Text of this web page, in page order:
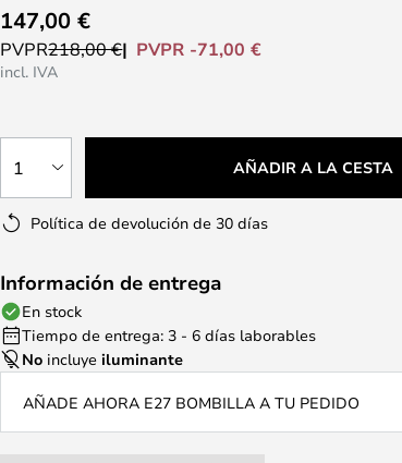
147,00 €
PVPR218,00 € PVPR -71,00 €
incl. IVA
1 AÑADIR A LA CESTA
Política de devolución de 30 días
Información de entrega
En stock
Tiempo de entrega: 3 - 6 días laborables
No incluyeiluminante
AÑADE AHORA E27 BOMBILLA A TU PEDIDO